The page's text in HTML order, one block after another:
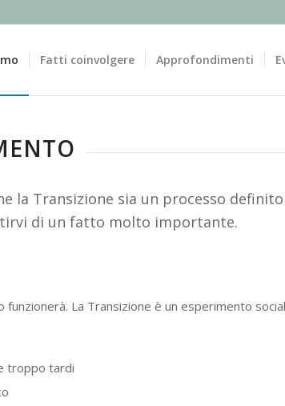
Fatti coinvolgere Approfondimenti
la Transizione sia un processo
di un fatto molto importante.
La Transizione è un esperimento
troppo tardi